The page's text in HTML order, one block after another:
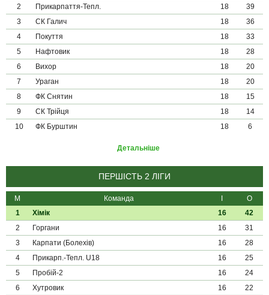
2
Прикарпаття-Тепл. 18
39
3
СК Галич 18
36
4
Покуття 18
33
5
Нафтовик 18
28
6
Вихор 18
20
7
Ураган 18
20
8
ФК Снятин 18
15
9
СК Трійця 18
14
10
ФК Бурштин 18 6
Детальніше
ПЕРШІСТЬ 2 ЛІГИ
М Команда І
О
1
Хімік 16
42
2
Горгани 16
31
3
Карпати (Болехів) 16
28
4
Прикарп.-Тепл. U18 16
25
5
Пробій-2 16
24
6
Хутровик 16
22